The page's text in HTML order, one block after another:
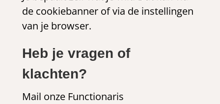
de cookiebanner of via de instellingen
van je browser.
Heb je vragen of
klachten?
Mail onze Functionaris